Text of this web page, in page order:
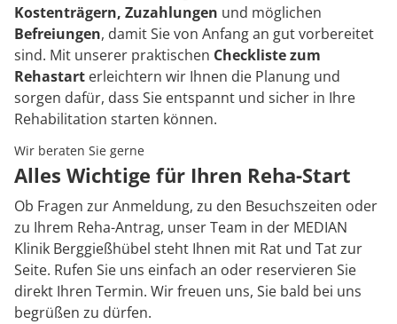
Kostenträgern, Zuzahlungen und möglichen
Befreiungen, damit Sie von Anfang an gut vorbereitet
sind. Mit unserer praktischen Checkliste zum
Rehastart erleichtern wir Ihnen die Planung und
sorgen dafür, dass Sie entspannt und sicher in Ihre
Rehabilitation starten können.
Wir beraten Sie gerne
Alles Wichtige für Ihren Reha-Start
Ob Fragen zur Anmeldung, zu den Besuchszeiten oder
zu Ihrem Reha-Antrag, unser Team in der MEDIAN
Klinik Berggießhübel steht Ihnen mit Rat und Tat zur
Seite. Rufen Sie uns einfach an oder reservieren Sie
direkt Ihren Termin. Wir freuen uns, Sie bald bei uns
begrüßen zu dürfen.